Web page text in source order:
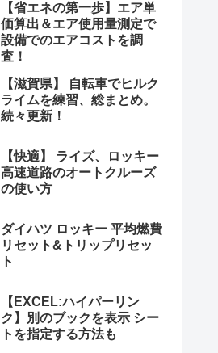
【省エネの第一歩】エア単
価算出＆エア使用量測定で
設備でのエアコストを調
査！
【滋賀県】 自転車でヒルク
ライムを練習、総まとめ。
続々更新！
【快適】 ライズ、ロッキー
高速道路のオートクルーズ
の使い方
ダイハツ ロッキー 平均燃費
リセット&トリップリセッ
ト
【EXCEL:ハイパーリン
ク】別のブックを表示 シー
トを指定する方法も